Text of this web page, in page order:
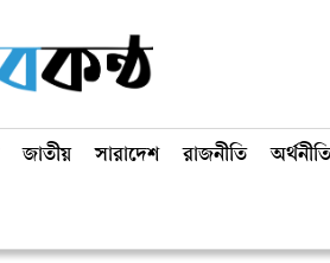
জাতীয় সারাদেশ রাজনীতি অর্থনীতি